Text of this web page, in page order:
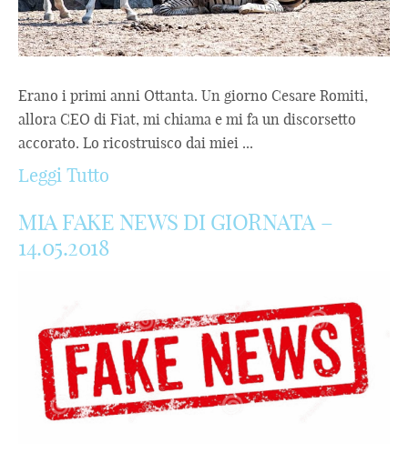
Erano i primi anni Ottanta. Un giorno Cesare Romiti,
allora CEO di Fiat, mi chiama e mi fa un discorsetto
accorato. Lo ricostruisco dai miei ...
Leggi Tutto
MIA FAKE NEWS DI GIORNATA –
14.05.2018